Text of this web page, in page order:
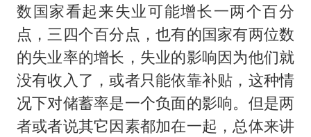
数国家看起来失业可能增长一两个百分
点，三四个百分点，也有的国家有两位数
的失业率的增长，失业的影响因为他们就
没有收入了，或者只能依靠补贴，这种情
况下对储蓄率是一个负面的影响。但是两
者或者说其它因素都加在一起，总体来讲